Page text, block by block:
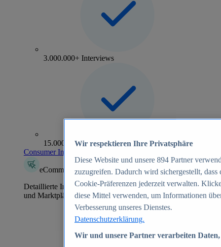
3.000.000+ Interviews
15.000+ Marken
Consumer Insights entdecken
eCommerce Insights
Detaillierte Informationen zu mehr als 39.000 Online-Shops
und Marktplätzen
Wir respektieren Ihre Privatsphäre
Diese Website und unsere 894 Partner
zuzugreifen. Dadurch wird sichergestellt,
Cookie-Präferenzen jederzeit verwalten.
diese Mittel verwenden, um Informationen
Verbesserung unseres Dienstes.
Datenschutzerklärung.
Wir und unsere Partner verarbeiten